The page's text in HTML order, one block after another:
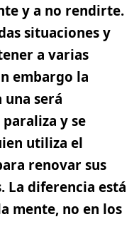
y a no rendirte.
situaciones y
a varias
embargo la
será
y se
utiliza el
renovar sus
La diferencia está
mente, no en los